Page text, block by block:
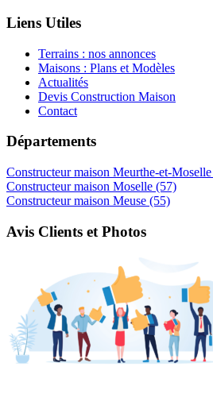
Liens Utiles
Terrains : nos annonces
Maisons : Plans et Modèles
Actualités
Devis Construction Maison
Contact
Départements
Constructeur maison Meurthe-et-
Constructeur maison Moselle (57)
Constructeur maison Meuse (55)
Avis Clients et Photos